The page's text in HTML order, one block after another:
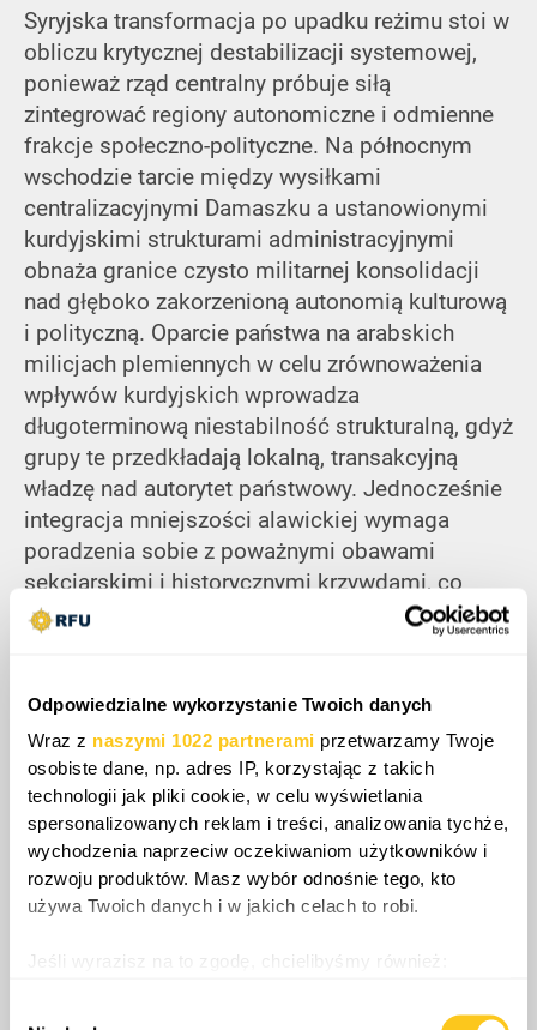
Odpowiedzialne wykorzystanie Twoich danych
Wraz z naszymi 1022 partnerami przetwarzamy Twoje
osobiste dane, np. adres IP, korzystając z takich
technologii jak pliki cookie, w celu wyświetlania
spersonalizowanych reklam i treści, analizowania tychże,
wychodzenia naprzeciw oczekiwaniom użytkowników i
rozwoju produktów. Masz wybór odnośnie tego, kto
używa Twoich danych i w jakich celach to robi.
Jeśli wyrazisz na to zgodę, chcielibyśmy również:
geograficznej z dokładnością nawet do kilku metrów
Syryjska transformacja po upadku reżimu stoi w
obliczu krytycznej destabilizacji systemowej,
ponieważ rząd centralny próbuje siłą
zintegrować regiony autonomiczne i odmienne
frakcje społeczno-polityczne. Na północnym
wschodzie tarcie między wysiłkami
centralizacyjnymi Damaszku a ustanowionymi
kurdyjskimi strukturami administracyjnymi
obnaża granice czysto militarnej konsolidacji
nad głęboko zakorzenioną autonomią kulturową
i polityczną. Oparcie państwa na arabskich
milicjach plemiennych w celu zrównoważenia
wpływów kurdyjskich wprowadza
długoterminową niestabilność strukturalną, gdyż
grupy te przedkładają lokalną, transakcyjną
władzę nad autorytet państwowy. Jednocześnie
integracja mniejszości alawickiej wymaga
poradzenia sobie z poważnymi obawami
sekciarskimi i historycznymi krzywdami, co
stanowi bezpośrednie zagrożenie dla
niepowodzeniem. W rezultacie agresywna
ekspansja administracyjna państwa działa jako
główny katalizator ponownego oporu, a nie
stabilizacji. Ta rozproszona władza ostatecznie
uniemożliwia pełną konsolidację, utrzymując
długotrwałe próżnie w zarządzaniu, które
zostaną wykorzystane przez asymetryczne
zagrożenia bezpieczeństwa, takie jak Państwo
Islamskie.